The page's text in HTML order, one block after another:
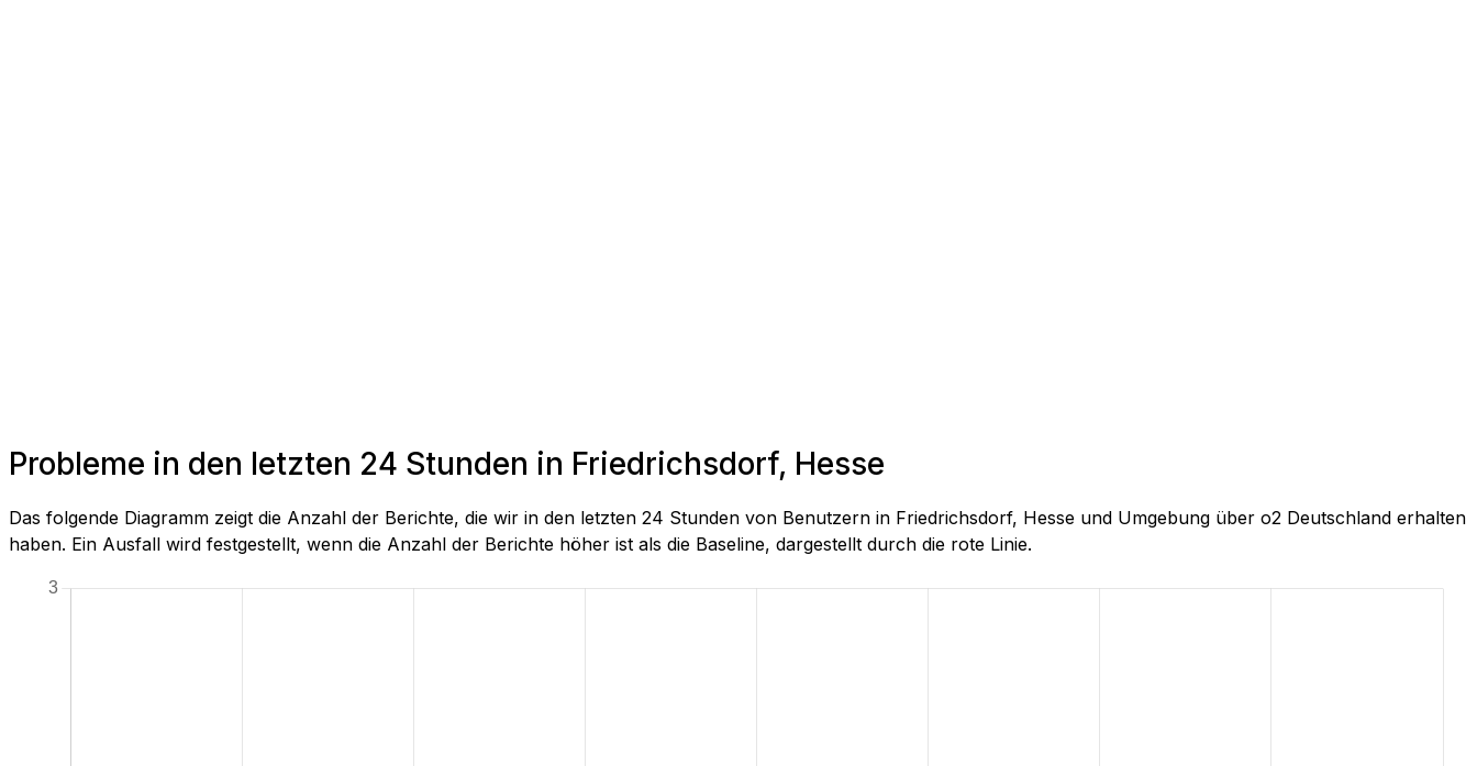
Probleme in den letzten 24 Stunden in Friedrichsdorf, Hesse
Das folgende Diagramm zeigt die Anzahl der Berichte, die wir in den letzten 24 Stunden von Benutzern in Friedrichsdorf, Hesse und Umgebung über o2 Deutschland erhalten
haben. Ein Ausfall wird festgestellt, wenn die Anzahl der Berichte höher ist als die Baseline, dargestellt durch die rote Linie.